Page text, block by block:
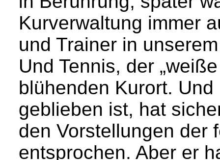
Kurverwaltung immer
und Trainer in
Und Tennis, der
blühenden Kurort.
geblieben ist, hat
den Vorstellungen der
entsprochen. Aber er